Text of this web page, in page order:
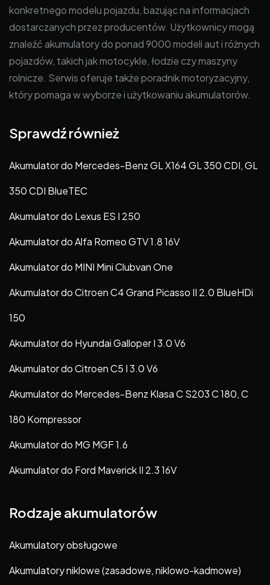
konkretnego modelu pojazdu, bazując na informacjach
dostarczanych przez producentów. Użytkownicy mogą
znaleźć akumulatory do ponad 9000 modeli aut i różnych
pojazdów, takich jak motocykle, łodzie czy maszyny
rolnicze. Serwis oferuje także poradnik motoryzacyjny,
który pomaga w wyborze i użytkowaniu akumulatorów.
Sprawdź również
Akumulator do Mercedes-Benz GL X164 GL 350 CDI, GL
350 CDI BlueTEC
Akumulator do Lexus ES I 250
Akumulator do Alfa Romeo GTV 1.8 16V
Akumulator do MINI Mini Clubvan One
Akumulator do Citroen C4 Grand Picasso II 2.0 BlueHDi
150
Akumulator do Hyundai Galloper I 3.0 V6
Akumulator do Citroen C5 I 3.0 V6
Akumulator do Mercedes-Benz Klasa C S203 C 180, C
180 Kompressor
Akumulator do MG MGF 1.6
Akumulator do Ford Maverick II 2.3 16V
Rodzaje akumulatorów
Akumulatory obsługowe
Akumulatory niklowe (zasadowe, niklowo-kadmowe)